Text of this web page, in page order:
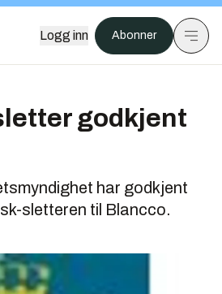
Logg inn Abonner
godkjent
har godkjent
sletteren til Blancco.